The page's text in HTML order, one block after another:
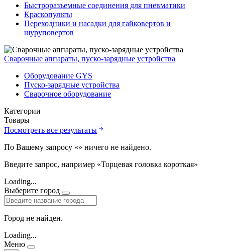
Быстроразъемные соединения для пневматики
Краскопульты
Переходники и насадки для гайковертов и
шуруповертов
Сварочные аппараты, пуско-зарядные устройства
Оборудование GYS
Пуско-зарядные устройства
Сварочное оборудование
Категории
Товары
Посмотреть все результаты
По Вашему запросу «» ничего не найдено.
Введите запрос, например «Торцевая головка короткая»
Loading...
Выберите город
Город не найден.
Loading...
Меню